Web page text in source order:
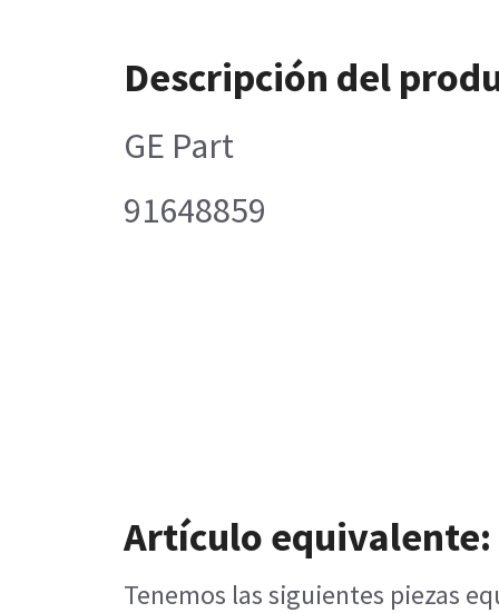
Descripción del
GE Part
91648859
Artículo equivalente:
Tenemos las siguientes piezas